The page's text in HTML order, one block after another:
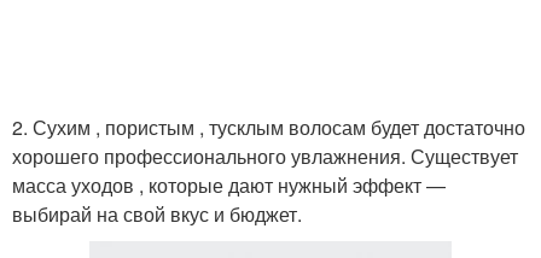
2. Сухим , пористым , тусклым волосам будет достаточно
хорошего профессионального увлажнения. Существует
масса уходов , которые дают нужный эффект —
выбирай на свой вкус и бюджет.